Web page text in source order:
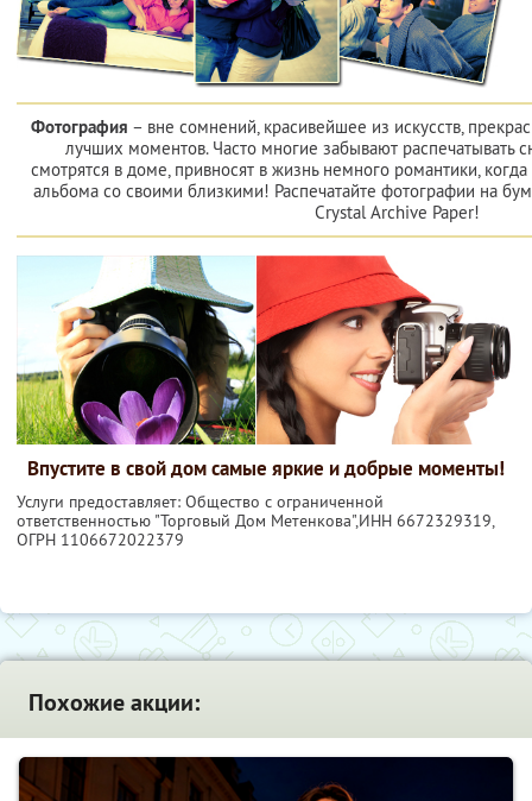
Фотография – вне сомнений, красивейшее из искусств,
лучших моментов. Часто многие забывают распечатывать
смотрятся в доме, привносят в жизнь немного романтики,
альбома со своими близкими! Распечатайте фотографии на
Crystal Archive Paper!
Впустите в свой дом самые яркие и добрые моменты!
Услуги предоставляет: Общество с ограниченной
ответственностью "Торговый Дом Метенкова",ИНН 6672329319,
ОГРН 1106672022379
Похожие акции: